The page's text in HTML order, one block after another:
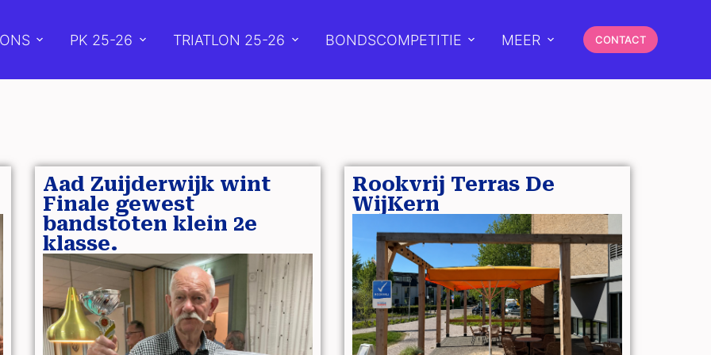
PK 25-26 TRIATLON 25-26 BONDSCOMPETITIE MEER CONTACT
Aad Zuijderwijk wint
Finale gewest
bandstoten klein 2e
klasse.
Rookvrij Terras De
WijKern